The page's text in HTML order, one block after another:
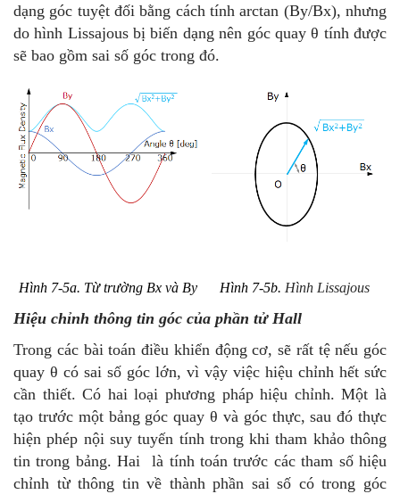
dạng góc tuyệt đối bằng cách tính arctan (By/Bx), nhưng
do hình Lissajous bị biến dạng nên góc quay θ tính được
sẽ bao gồm sai số góc trong đó.
Hình 7-5a. Từ trường Bx và By Hình 7-5b. Hình Lissajous
Hiệu chỉnh thông tin góc của phần tử Hall
Trong các bài toán điều khiển động cơ, sẽ rất tệ nếu góc
quay θ có sai số góc lớn, vì vậy việc hiệu chỉnh hết sức
cần thiết. Có hai loại phương pháp hiệu chỉnh. Một là
tạo trước một bảng góc quay θ và góc thực, sau đó thực
hiện phép nội suy tuyến tính trong khi tham khảo thông
tin trong bảng. Hai là tính toán trước các tham số hiệu
chỉnh từ thông tin về thành phần sai số có trong góc